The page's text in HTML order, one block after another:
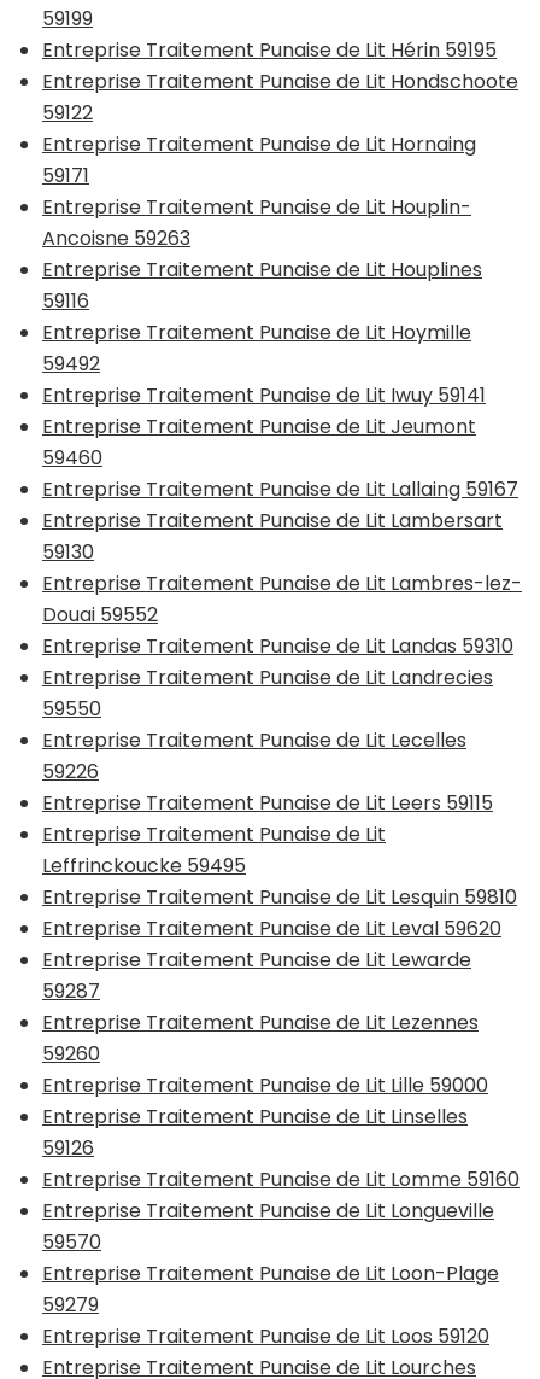
59199
Entreprise Traitement Punaise de Lit Hérin 59195
Entreprise Traitement Punaise de Lit Hondschoote
59122
Entreprise Traitement Punaise de Lit Hornaing
59171
Entreprise Traitement Punaise de Lit Houplin-
Ancoisne 59263
Entreprise Traitement Punaise de Lit Houplines
59116
Entreprise Traitement Punaise de Lit Hoymille
59492
Entreprise Traitement Punaise de Lit Iwuy 59141
Entreprise Traitement Punaise de Lit Jeumont
59460
Entreprise Traitement Punaise de Lit Lallaing 59167
Entreprise Traitement Punaise de Lit Lambersart
59130
Entreprise Traitement Punaise de Lit Lambres-lez-
Douai 59552
Entreprise Traitement Punaise de Lit Landas 59310
Entreprise Traitement Punaise de Lit Landrecies
59550
Entreprise Traitement Punaise de Lit Lecelles
59226
Entreprise Traitement Punaise de Lit Leers 59115
Entreprise Traitement Punaise de Lit
Leffrinckoucke 59495
Entreprise Traitement Punaise de Lit Lesquin 59810
Entreprise Traitement Punaise de Lit Leval 59620
Entreprise Traitement Punaise de Lit Lewarde
59287
Entreprise Traitement Punaise de Lit Lezennes
59260
Entreprise Traitement Punaise de Lit Lille 59000
Entreprise Traitement Punaise de Lit Linselles
59126
Entreprise Traitement Punaise de Lit Lomme 59160
Entreprise Traitement Punaise de Lit Longueville
59570
Entreprise Traitement Punaise de Lit Loon-Plage
59279
Entreprise Traitement Punaise de Lit Loos 59120
Entreprise Traitement Punaise de Lit Lourches